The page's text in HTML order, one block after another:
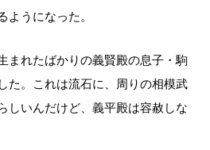
ようになった。
まれたばかりの義賢殿の息子・駒
た。これは流石に、周りの相模武
しいんだけど、義平殿は容赦しな